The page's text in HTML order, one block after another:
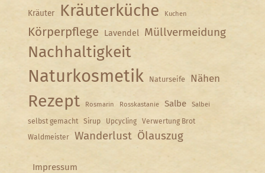
Kräuter Kräuterküche Kuchen
Körperpflege Lavendel Müllvermeidung
Nachhaltigkeit
Naturkosmetik Naturseife Nähen
Rezept Rosmarin Rosskastanie Salbe Salbei
selbst gemacht Sirup Upcycling
Verwertung Brot
Waldmeister
Wanderlust Ölauszug
Impressum